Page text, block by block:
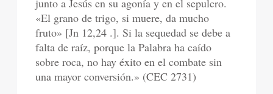
junto a Jesús en su agonía y en el sepulcro.
«El grano de trigo, si muere, da mucho
fruto» [Jn 12,24 .]. Si la sequedad se debe a
falta de raíz, porque la Palabra ha caído
sobre roca, no hay éxito en el combate sin
una mayor conversión.» (CEC 2731)